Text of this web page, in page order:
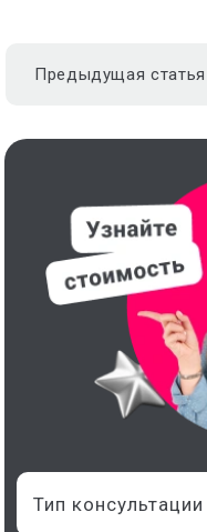
Предыдущая статья
Тип консультации